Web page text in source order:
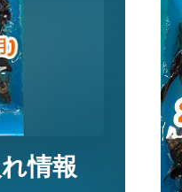
情報